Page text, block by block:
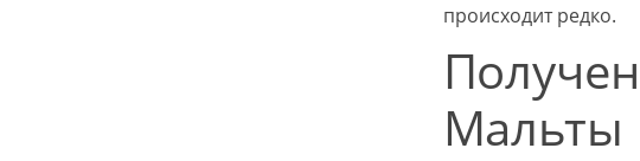
происходит редко.
Мальты